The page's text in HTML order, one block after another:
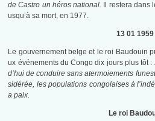
de Castro un héros national. Il restera dans
usqu’à sa mort, en 1977.
13 01 1959
Le gouvernement belge et le roi Baudouin
ux événements du Congo dix jours plus tôt :
d’hui de conduire sans atermoiements
sidérée, les populations congolaises à
a paix.
Le roi